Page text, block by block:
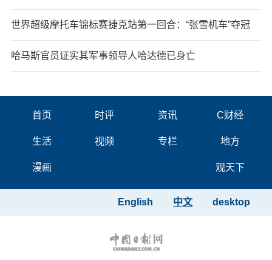
世界超级摩托车锦标赛捷克站第一回合：“张雪机车”夺冠
哈马斯官员证实其军事领导人哈达德已身亡
首页 时评 资讯 C财经
生活 视频 专栏 地方
漫画 观天下
desktop
中文
English